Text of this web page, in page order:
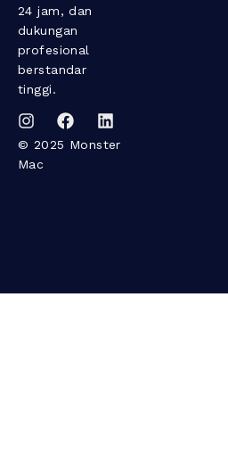
24 jam, dan
dukungan
profesional
berstandar
tinggi.
© 2025 Monster
Mac